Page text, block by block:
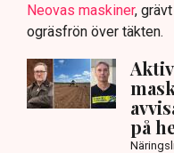
Neovas maskiner,
ogräsfrön över täkten.
på